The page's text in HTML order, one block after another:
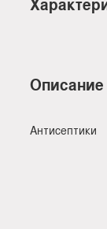
Описание
Антисептики